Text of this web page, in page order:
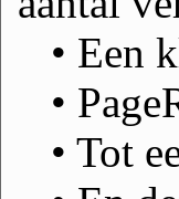
• Een
•
• Tot